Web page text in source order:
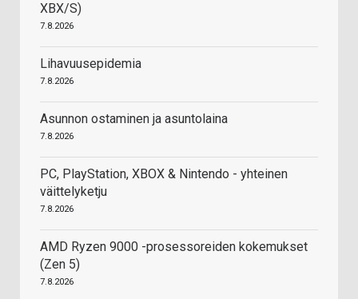
XBX/S)
7.8.2026
Lihavuusepidemia
7.8.2026
Asunnon ostaminen ja asuntolaina
7.8.2026
PC, PlayStation, XBOX & Nintendo - yhteinen
väittelyketju
7.8.2026
AMD Ryzen 9000 -prosessoreiden kokemukset
(Zen 5)
7.8.2026